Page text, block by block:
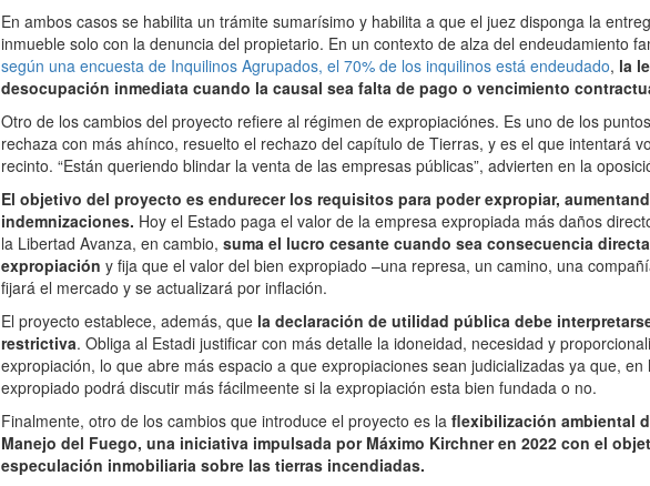
En ambos casos se habilita un trámite sumarísimo y habilita a que el juez disponga la
inmueble solo con la denuncia del propietario. En un contexto de alza del endeudamiento
según una encuesta de Inquilinos Agrupados, el 70% de los inquilinos está endeudado, la
desocupación inmediata cuando la causal sea falta de pago o vencimiento
Otro de los cambios del proyecto refiere al régimen de expropiaciónes. Es uno de los
rechaza con más ahínco, resuelto el rechazo del capítulo de Tierras, y es el que intentará
recinto. “Están queriendo blindar la venta de las empresas públicas”, advierten en la
El objetivo del proyecto es endurecer los requisitos para poder expropiar,
indemnizaciones. Hoy el Estado paga el valor de la empresa expropiada más daños
la Libertad Avanza, en cambio, suma el lucro cesante cuando sea consecuencia
expropiación y fija que el valor del bien expropiado –una represa, un camino, una
fijará el mercado y se actualizará por inflación.
El proyecto establece, además, que la declaración de utilidad pública debe
restrictiva. Obliga al Estadi justificar con más detalle la idoneidad, necesidad y
expropiación, lo que abre más espacio a que expropiaciones sean judicializadas ya que, en
expropiado podrá discutir más fácilmeente si la expropiación esta bien fundada o no.
Finalmente, otro de los cambios que introduce el proyecto es la flexibilización ambiental
Manejo del Fuego, una iniciativa impulsada por Máximo Kirchner en 2022 con el
especulación inmobiliaria sobre las tierras incendiadas.